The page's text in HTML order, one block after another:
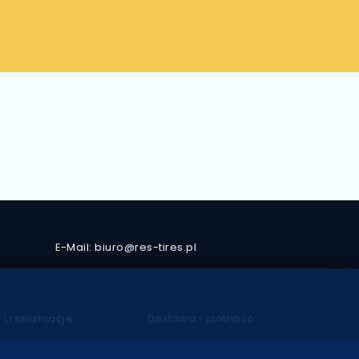
E-Mail: biuro@res-tires.pl
i reklamacje Dostawa i płatność